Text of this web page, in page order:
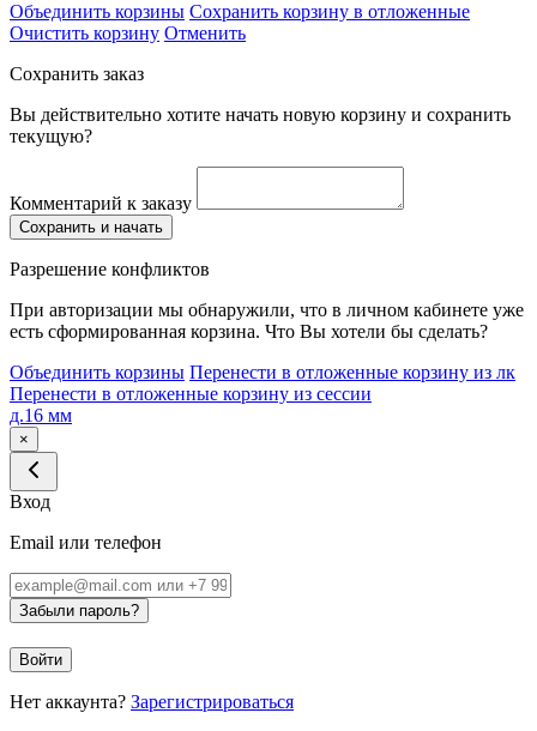
Объединить корзины Сохранить корзину в отложенные
Очистить корзину Отменить
Сохранить заказ
Вы действительно хотите начать новую корзину и сохранить
текущую?
Комментарий к заказу
Сохранить и начать
Разрешение конфликтов
При авторизации мы обнаружили, что в личном кабинете уже
есть сформированная корзина. Что Вы хотели бы сделать?
Объединить корзины Перенести в отложенные корзину из лк
Перенести в отложенные корзину из сессии
д.16 мм
×
Вход
Email или телефон
Забыли пароль?
Войти
Нет аккаунта? Зарегистрироваться